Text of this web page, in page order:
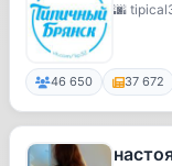
🌆
46 650 37 672